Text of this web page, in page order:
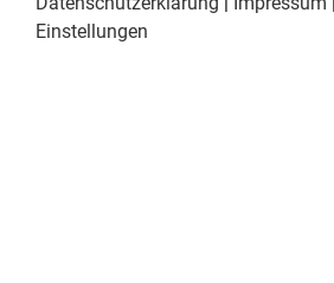
Einstellungen